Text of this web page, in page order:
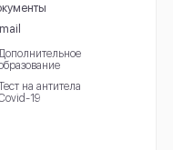
на антитела
19